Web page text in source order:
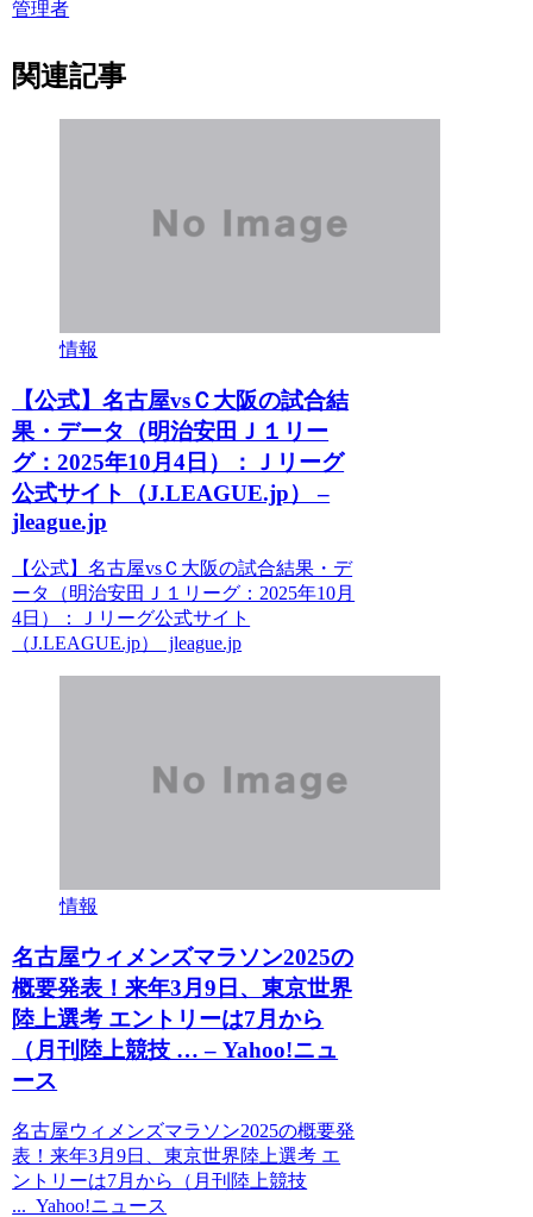
管理者
関連記事
情報
【公式】名古屋vsＣ大阪の試合結
果・データ（明治安田Ｊ１リー
グ：2025年10月4日）：Ｊリーグ
公式サイト（J.LEAGUE.jp） –
jleague.jp
【公式】名古屋vsＣ大阪の試合結果・デ
ータ（明治安田Ｊ１リーグ：2025年10月
4日）：Ｊリーグ公式サイト
（J.LEAGUE.jp） jleague.jp
情報
名古屋ウィメンズマラソン2025の
概要発表！来年3月9日、東京世界
陸上選考 エントリーは7月から
（月刊陸上競技 … – Yahoo!ニュ
ース
名古屋ウィメンズマラソン2025の概要発
表！来年3月9日、東京世界陸上選考 エ
ントリーは7月から（月刊陸上競技
... Yahoo!ニュース